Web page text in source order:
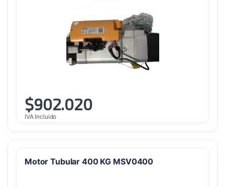
$902.020
IVA Incluido
Motor Tubular 400 KG MSV0400